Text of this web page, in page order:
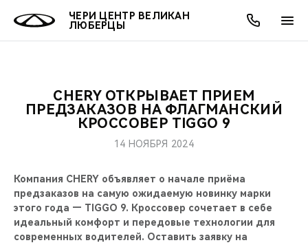
ЧЕРИ ЦЕНТР ВЕЛИКАН
ЛЮБЕРЦЫ
МОДЕЛИ
КРОССОВЕРЫ
СЕДАНЫ
ПОКУПАТЕЛЯМ
ВЛАДЕЛЬЦАМ
ПОДДЕРЖКА
CHERY CONNECT
МИР CHERY
CHERY В СОЦСЕТЯХ
ЛЮДИ CHERY
АКЦИИ
ОНЛАЙН СЕРВИСЫ
О КОМПАНИИ
CHERY ОТКРЫВАЕТ ПРИЕМ
ПРЕДЗАКАЗОВ НА ФЛАГМАНСКИЙ
КРОССОВЕР TIGGO 9
14 НОЯБРЯ 2024
Компания CHERY объявляет о начале приёма
предзаказов на самую ожидаемую новинку марки
этого года — TIGGO 9. Кроссовер сочетает в себе
идеальный комфорт и передовые технологии для
современных водителей. Оставить заявку на